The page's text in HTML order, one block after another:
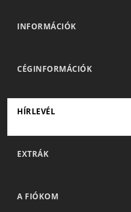
INFORMÁCIÓK
CÉGINFORMÁCIÓK
HÍRLEVÉL
EXTRÁK
A FIÓKOM